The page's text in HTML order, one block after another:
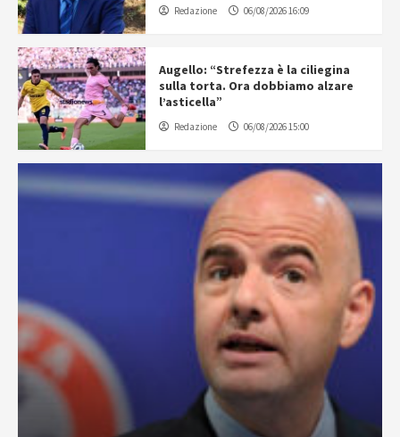
Redazione 06/08/2026 16:09
Augello: “Strefezza è la ciliegina
sulla torta. Ora dobbiamo alzare
l’asticella”
Redazione 06/08/2026 15:00